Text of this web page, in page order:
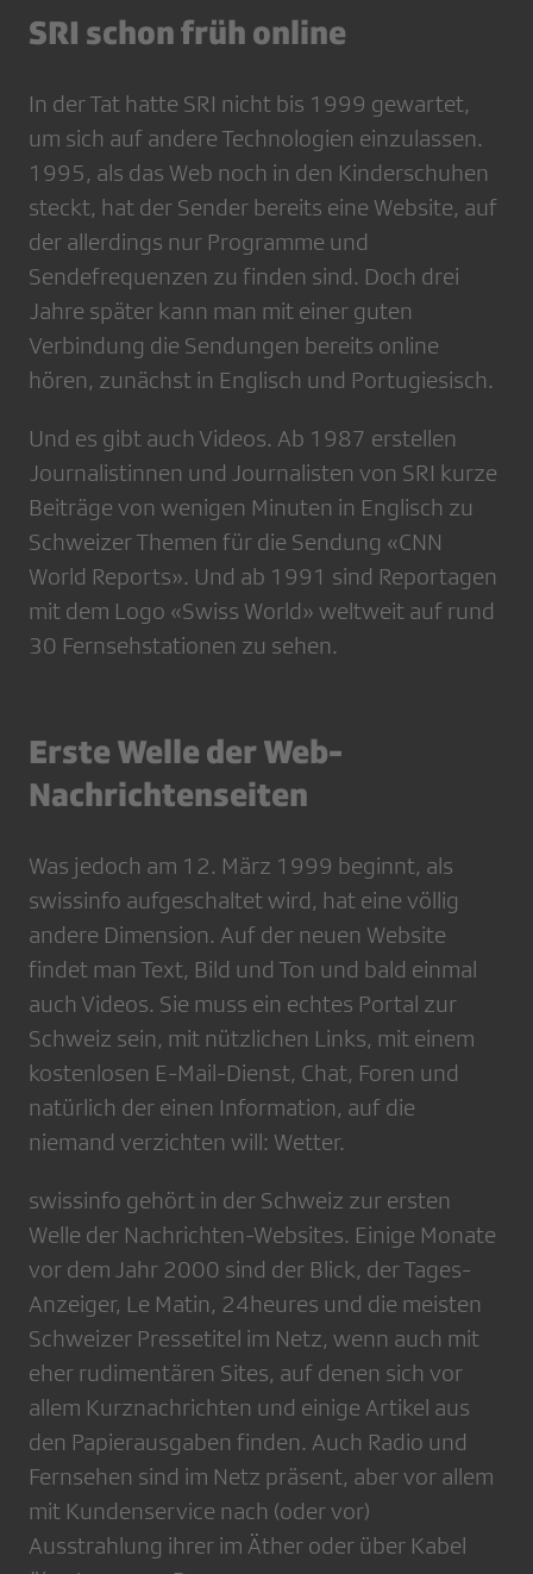
SRI schon früh online
In der Tat hatte SRI nicht bis 1999 gewartet,
um sich auf andere Technologien einzulassen.
1995, als das Web noch in den Kinderschuhen
steckt, hat der Sender bereits eine Website, auf
der allerdings nur Programme und
Sendefrequenzen zu finden sind. Doch drei
Jahre später kann man mit einer guten
Verbindung die Sendungen bereits online
hören, zunächst in Englisch und Portugiesisch.
Und es gibt auch Videos. Ab 1987 erstellen
Journalistinnen und Journalisten von SRI kurze
Beiträge von wenigen Minuten in Englisch zu
Schweizer Themen für die Sendung «CNN
World Reports». Und ab 1991 sind Reportagen
mit dem Logo «Swiss World» weltweit auf rund
30 Fernsehstationen zu sehen.
Erste Welle der Web-
Nachrichtenseiten
Was jedoch am 12. März 1999 beginnt, als
swissinfo aufgeschaltet wird, hat eine völlig
andere Dimension. Auf der neuen Website
findet man Text, Bild und Ton und bald einmal
auch Videos. Sie muss ein echtes Portal zur
Schweiz sein, mit nützlichen Links, mit einem
kostenlosen E-Mail-Dienst, Chat, Foren und
natürlich der einen Information, auf die
niemand verzichten will: Wetter.
swissinfo gehört in der Schweiz zur ersten
Welle der Nachrichten-Websites. Einige Monate
vor dem Jahr 2000 sind der Blick, der Tages-
Anzeiger, Le Matin, 24heures und die meisten
Schweizer Pressetitel im Netz, wenn auch mit
eher rudimentären Sites, auf denen sich vor
allem Kurznachrichten und einige Artikel aus
den Papierausgaben finden. Auch Radio und
Fernsehen sind im Netz präsent, aber vor allem
mit Kundenservice nach (oder vor)
Ausstrahlung ihrer im Äther oder über Kabel